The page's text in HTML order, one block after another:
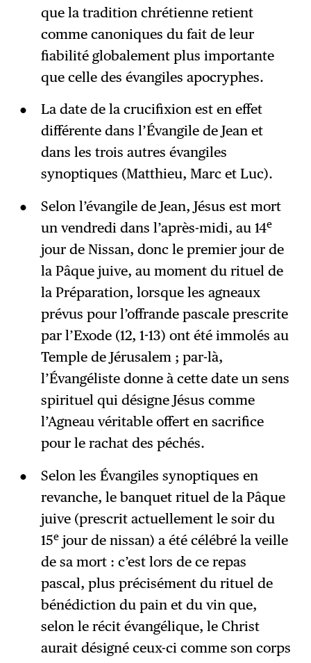
que la tradition chrétienne retient
comme canoniques du fait de leur
fiabilité globalement plus importante
que celle des évangiles apocryphes.
La date de la crucifixion est en effet
différente dans l’Évangile de Jean et
dans les trois autres évangiles
synoptiques (Matthieu, Marc et Luc).
Selon l’évangile de Jean, Jésus est mort
un vendredi dans l’après-midi, au 14e
jour de Nissan, donc le premier jour de
la Pâque juive, au moment du rituel de
la Préparation, lorsque les agneaux
prévus pour l’offrande pascale prescrite
par l’Exode (12, 1-13) ont été immolés au
Temple de Jérusalem ; par-là,
l’Évangéliste donne à cette date un sens
spirituel qui désigne Jésus comme
l’Agneau véritable offert en sacrifice
pour le rachat des péchés.
Selon les Évangiles synoptiques en
revanche, le banquet rituel de la Pâque
juive (prescrit actuellement le soir du
15ejour de nissan) a été célébré la veille
de sa mort : c’est lors de ce repas
pascal, plus précisément du rituel de
bénédiction du pain et du vin que,
selon le récit évangélique, le Christ
aurait désigné ceux-ci comme son corps